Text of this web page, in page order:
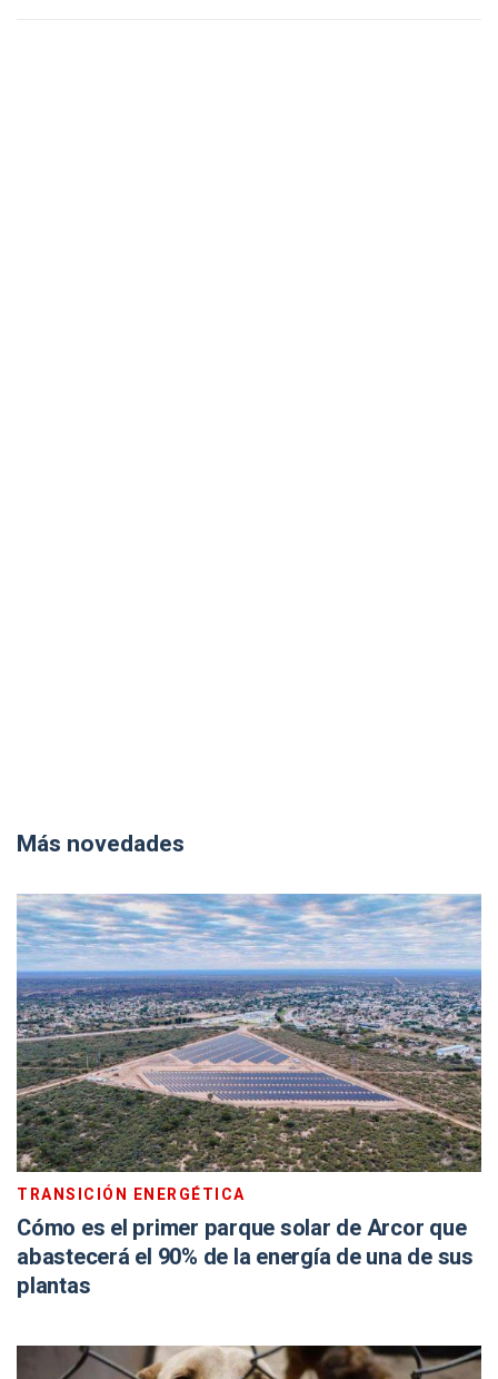
Más novedades
TRANSICIÓN ENERGÉTICA
Cómo es el primer parque solar de Arcor que
abastecerá el 90% de la energía de una de sus
plantas